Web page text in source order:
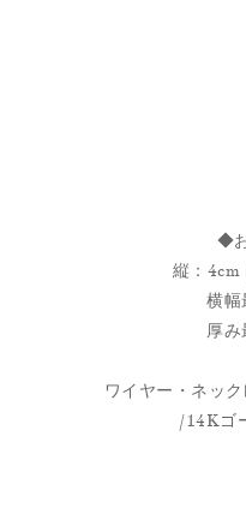
◆
縦：4cm
横幅
厚
ワイヤー・ネッ
/14Kゴ